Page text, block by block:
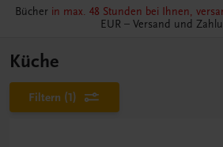
Bücher in max. 48 Stunden bei Ihnen,
EUR – Versand und
Küche
Filtern (1)